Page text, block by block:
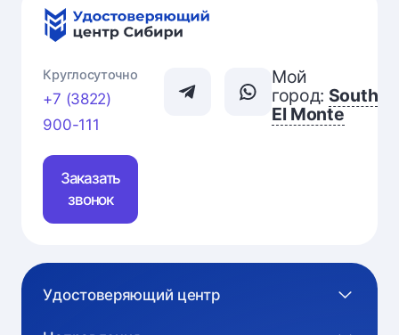
Круглосуточно
+7 (3822)
900-111
Заказать
звонок
Мой
город: South
El Monte
Удостоверяющий центр